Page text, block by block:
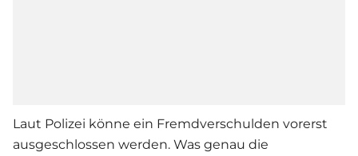
Laut Polizei könne ein Fremdverschulden vorerst
ausgeschlossen werden. Was genau die